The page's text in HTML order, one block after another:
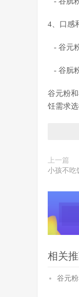
4、口感
- 谷元
- 谷朊
谷元粉
饪需求选
上一篇
小孩不吃
相关
谷元